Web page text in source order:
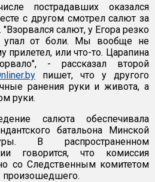
пострадавших оказался
с другом смотрел салют за
салют, у Егора резко
упал от боли. Мы вообще не
прилетел, или что-то. Царапина
- рассказал второй
пишет, что у другого
ранения руки и живота, а
руки.
салюта обеспечивала
батальона Минской
В распространенном
говорится, что комиссия
со Следственным комитетом
произошедшего.